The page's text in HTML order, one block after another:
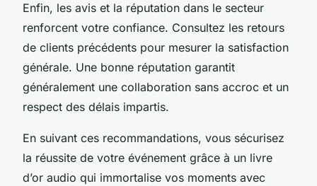
Enfin, les avis et la réputation dans le secteur
renforcent votre confiance. Consultez les retours
de clients précédents pour mesurer la satisfaction
générale. Une bonne réputation garantit
généralement une collaboration sans accroc et un
respect des délais impartis.
En suivant ces recommandations, vous sécurisez
la réussite de votre événement grâce à un livre
d’or audio qui immortalise vos moments avec